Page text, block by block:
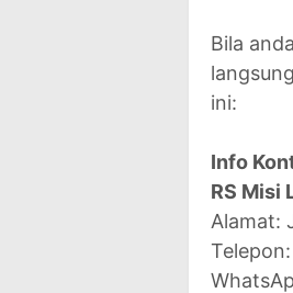
Bila
ini:
Info
RS Misi
Alamat: